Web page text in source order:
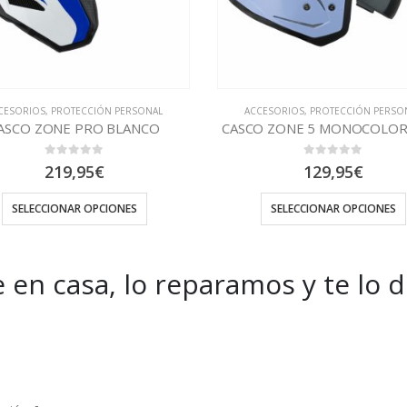
, PROTECCIÓN PERSONAL
ZONE 5 MONOCOLOR AZUL
129,95€
SELECCIONAR OPCIONES
PROTECCIÓN PERSONAL
Mascarilla quirurgica
0,79€
SELECCIONAR OPCIONES
en casa, lo reparamos y te lo